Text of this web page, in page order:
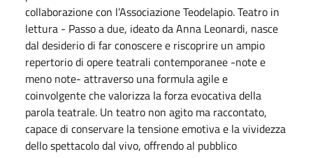
collaborazione con l’Associazione Teodelapio. Teatro in
lettura - Passo a due, ideato da Anna Leonardi, nasce
dal desiderio di far conoscere e riscoprire un ampio
repertorio di opere teatrali contemporanee -note e
meno note- attraverso una formula agile e
coinvolgente che valorizza la forza evocativa della
parola teatrale. Un teatro non agito ma raccontato,
capace di conservare la tensione emotiva e la vividezza
dello spettacolo dal vivo, offrendo al pubblico